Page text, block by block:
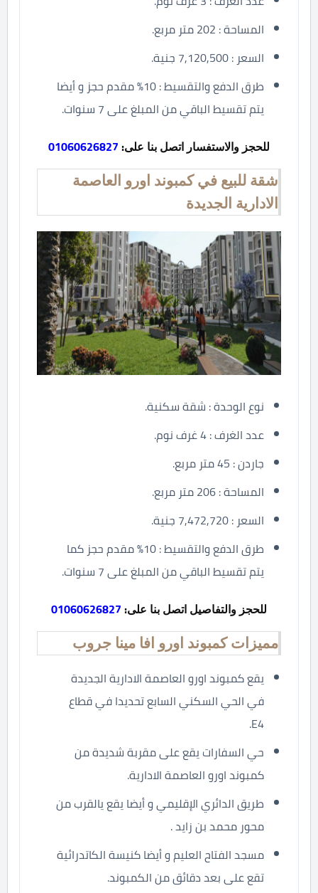
المساحة : 202 متر مربع.
السعر : 7,120,500 جنية.
طرق الدفع والتقسيط : 10% مقدم حجز و أيضا
يتم تقسيط الباقي من المبلغ على 7 سنوات.
للحجز والاستفسار اتصل بنا على:01060626827
شقة للبيع في كمبوند اورو العاصمة
الادارية الجديدة
نوع الوحدة : شقة سكنية.
عدد الغرف : 4 غرف نوم.
جاردن : 45 متر مربع.
المساحة : 206 متر مربع.
السعر : 7,472,720 جنية.
طرق الدفع والتقسيط : 10% مقدم حجز كما
يتم تقسيط الباقي من المبلغ على 7 سنوات.
للحجز والتفاصيل اتصل بنا على:01060626827
مميزات كمبوند اورو افا مينا جروب
يقع كمبوند اورو العاصمة الادارية الجديدة
في الحي السكني السابع تحديدا في قطاع
E4.
حي السفارات يقع على مقربة شديدة من
كمبوند اورو العاصمة الادارية.
طريق الدائري الإقليمي و أيضا يقع يالقرب من
محور محمد بن زايد .
مسجد الفتاح العليم و أيضا كنيسة الكاتدرائية
تقع على بعد دقائق من الكمبوند.